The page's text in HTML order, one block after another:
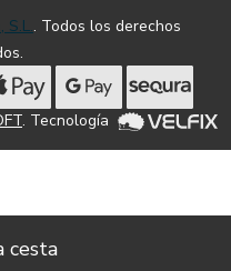
S.L.. Todos los derechos
. Tecnología